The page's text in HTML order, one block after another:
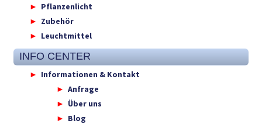
Pflanzenlicht
Zubehör
Leuchtmittel
INFO CENTER
Informationen & Kontakt
Anfrage
Über uns
Blog